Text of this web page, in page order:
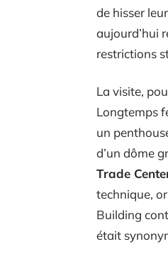
de hisser
aujourd’hui
restrictions
La visite,
Longtemps
un
d’un dôme
Trade
technique,
Building
était